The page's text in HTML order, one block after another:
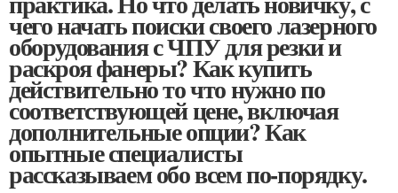
чего начать поиски своего лазерного
оборудования с ЧПУ для резки и
раскроя фанеры? Как купить
действительно то что нужно по
соответствующей цене, включая
дополнительные опции? Как
опытные специалисты
рассказываем обо всем по-порядку.